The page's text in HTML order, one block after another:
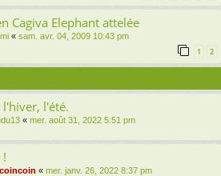
Cagiva Elephant attelée
« sam. avr. 04, 2009 10:43 pm
1 2
l'été.
« mer. août 31, 2022 5:51 pm
« mer. janv. 26, 2022 8:37 pm